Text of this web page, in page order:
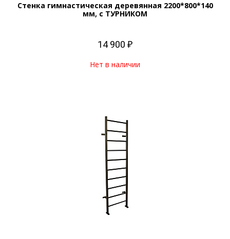
Стенка гимнастическая деревянная 2200*800*140
мм, с ТУРНИКОМ
14 900 ₽
Нет в наличии